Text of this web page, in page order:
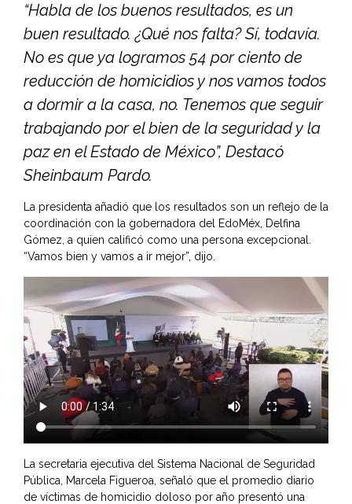
“Habla de los buenos resultados, es un
buen resultado. ¿Qué nos falta? Sí, todavía.
No es que ya logramos 54 por ciento de
reducción de homicidios y nos vamos todos
a dormir a la casa, no. Tenemos que seguir
trabajando por el bien de la seguridad y la
paz en el Estado de México”, Destacó
Sheinbaum Pardo.
La presidenta añadió que los resultados son un reflejo de la
coordinación con la gobernadora del EdoMéx, Delfina
Gómez, a quien calificó como una persona excepcional.
“Vamos bien y vamos a ir mejor”, dijo.
La secretaria ejecutiva del Sistema Nacional de Seguridad
Pública, Marcela Figueroa, señaló que el promedio diario
de víctimas de homicidio doloso por año presentó una